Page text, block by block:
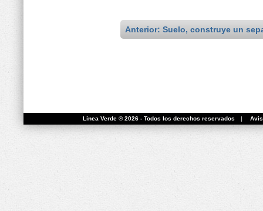
Anterior: Suelo, construye un
Línea Verde ® 2026 - Todos los derechos reservados |